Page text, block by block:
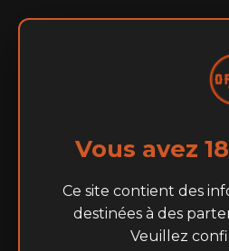
Vous avez
Ce site contient des
destinées à des
Veuillez